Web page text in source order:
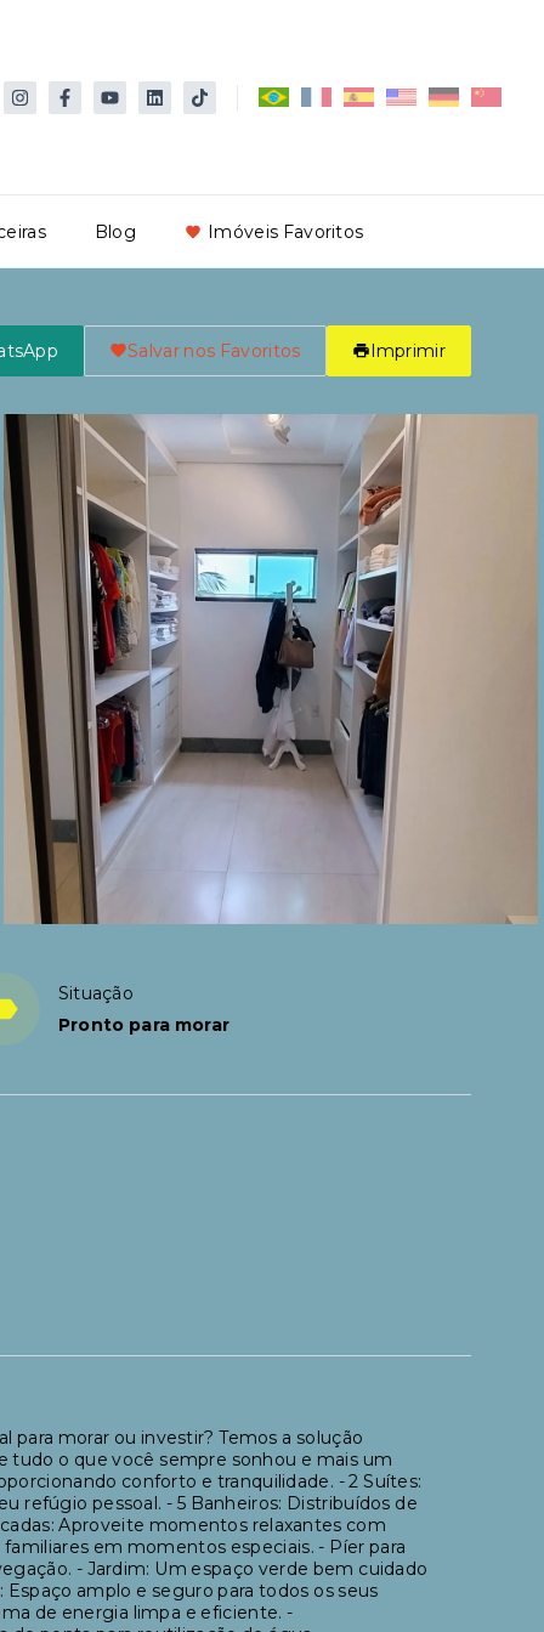
Blog Imóveis Favoritos
Salvar nos Favoritos Imprimir
Situação
Pronto para morar
para morar ou investir? Temos a solução
tudo o que você sempre sonhou e mais um
conforto e tranquilidade. - 2 Suítes:
refúgio pessoal. - 5 Banheiros: Distribuídos de
Aproveite momentos relaxantes com
em momentos especiais. - Píer para
- Jardim: Um espaço verde bem cuidado
Espaço amplo e seguro para todos os seus
de energia limpa e eficiente. -